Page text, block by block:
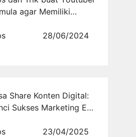
agar Memiliki
di Youtube
28/06/2024
Share Konten Digital:
Sukses Marketing Era
23/04/2025